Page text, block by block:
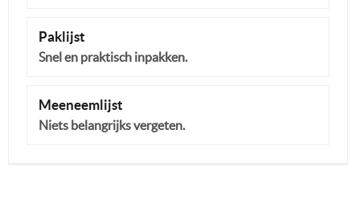
Paklijst
Snel en praktisch inpakken.
Meeneemlijst
Niets belangrijks vergeten.